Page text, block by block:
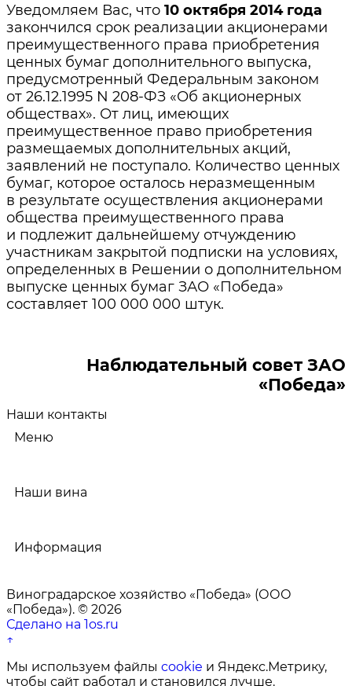
Уведомляем Вас, что 10 октября 2014 года
закончился срок реализации акционерами
преимущественного права приобретения
ценных бумаг дополнительного выпуска,
предусмотренный Федеральным законом
от 26.12.1995 N 208-ФЗ «Об акционерных
обществах». От лиц, имеющих
преимущественное право приобретения
размещаемых дополнительных акций,
заявлений не поступало. Количество ценных
бумаг, которое осталось неразмещенным
в результате осуществления акционерами
общества преимущественного права
и подлежит дальнейшему отчуждению
участникам закрытой подписки на условиях,
определенных в Решении о дополнительном
выпуске ценных бумаг ЗАО «Победа»
составляет 100 000 000 штук.
Наблюдательный совет ЗАО
«Победа»
Наши контакты
Меню
Наши вина
Информация
Виноградарское хозяйство «Победа» (ООО
«Победа»). © 2026
Сделано на 1os.ru
↑
Мы используем файлы cookie и Яндекс.Метрику,
чтобы сайт работал и становился лучше.